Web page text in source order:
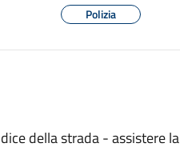
Polizia
della strada - assistere